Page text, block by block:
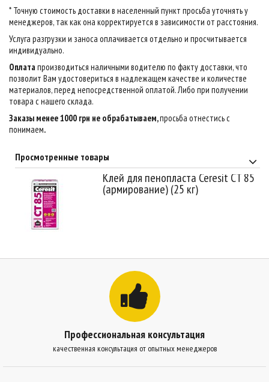
* Точную стоимость доставки в населенный пункт просьба уточнять у
менеджеров, так как она корректируется в зависимости от расстояния.
Услуга разгрузки и заноса оплачивается отдельно и просчитывается
индивидуально.
Оплатапроизводиться наличными водителю по факту доставки, что
позволит Вам удостовериться в надлежащем качестве и количестве
материалов, перед непосредственной оплатой. Либо при получении
товара с нашего склада.
Заказы менее 1000 грн не обрабатываем,просьба отнестись с
понимаем.
Просмотренные товары
Клей для пенопласта Ceresit CT 85
(армирование) (25 кг)
Профессиональная консультация
качественная консультация от опытных менеджеров